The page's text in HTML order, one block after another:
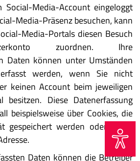
Media-Account eingeloggt
Media-Präsenz besuchen, kann
Media-Portals diesen Besuch
zuordnen. Ihre
Daten können unter Umständen
werden, wenn Sie nicht
keinen Account beim jeweiligen
besitzen. Diese Datenerfassung
beispielsweise über Cookies, die
gespeichert werden oder durch
Daten können die Betreiber